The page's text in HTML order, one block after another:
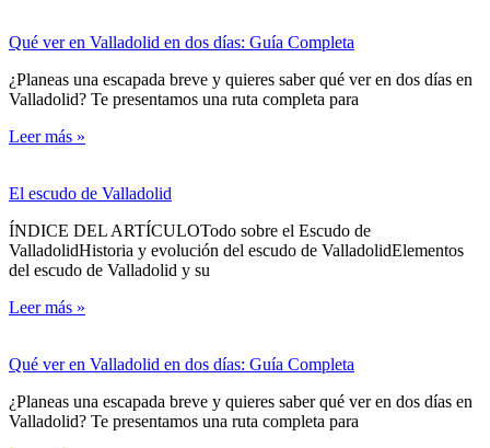
Qué ver en Valladolid en dos días: Guía Completa
¿Planeas una escapada breve y quieres saber qué ver en dos días en
Valladolid? Te presentamos una ruta completa para
Leer más »
El escudo de Valladolid
ÍNDICE DEL ARTÍCULOTodo sobre el Escudo de
ValladolidHistoria y evolución del escudo de ValladolidElementos
del escudo de Valladolid y su
Leer más »
Qué ver en Valladolid en dos días: Guía Completa
¿Planeas una escapada breve y quieres saber qué ver en dos días en
Valladolid? Te presentamos una ruta completa para